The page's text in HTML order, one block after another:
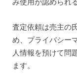
査定依頼は売主の
め、プライバシー
人情報を預けて問
ます。